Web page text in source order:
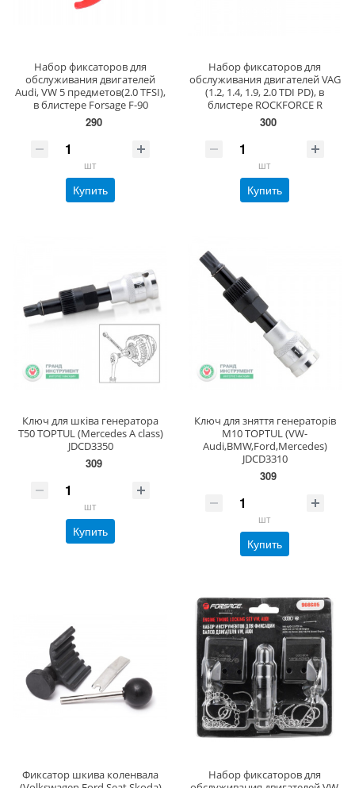
Набор фиксаторов для
обслуживания двигателей
Audi, VW 5 предметов(2.0 TFSI),
в блистере Forsage F-90
290
шт
Купить
Набор фиксаторов для
обслуживания двигателей VAG
(1.2, 1.4, 1.9, 2.0 TDI PD), в
блистере ROCKFORCE R
300
шт
Купить
Ключ для шківа генератора
T50 TOPTUL (Mercedes A class)
JDCD3350
309
шт
Купить
Ключ для зняття генераторів
М10 TOPTUL (VW-
Audi,BMW,Ford,Mercedes)
JDCD3310
309
шт
Купить
Фиксатор шкива коленвала
Набор фиксаторов для